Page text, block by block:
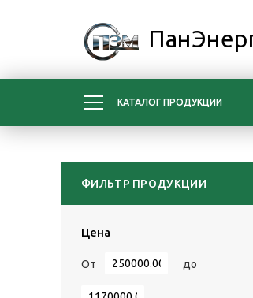
КАТАЛОГ ПРОДУКЦИИ
ФИЛЬТР ПРОДУКЦИИ
Цена
От до